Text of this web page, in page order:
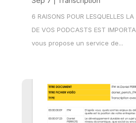
6 RAISONS POUR LESQUELLES
DE VOS PODCASTS EST
vous propose un service de...